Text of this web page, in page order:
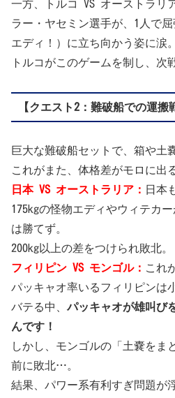
一方、トルコ VS オーストラリ
ラー・ヤセミン選手が、1人で
エディ！）に立ち向かう姿に涙。
トルコがこのゲームを制し、次
【クエスト2：難破船での運搬
巨大な難破船セットで、箱や土
これがまた、体格差がモロに出
日本 VS オーストラリア： 日本
175kgの怪物エディやウィテカ
は勝てず。
200kg以上の差をつけられ敗北。
フィリピン VS モンゴル：
これ
パッキャオ率いるフィリピンは
バテる中、 パッキャオが雄叫び
んです！
しかし、モンゴルの「土嚢をま
前に敗北…。
結果、パワー系有利すぎ問題が